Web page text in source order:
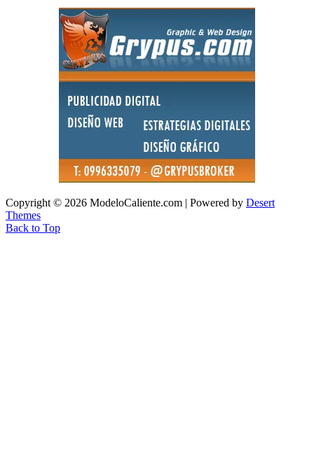
Copyright © 2026 ModeloCaliente.com | Powered by Desert
Themes
Back to Top